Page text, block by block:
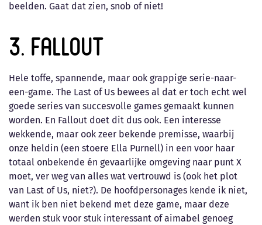
beelden. Gaat dat zien, snob of niet!
3. Fallout
Hele toffe, spannende, maar ook grappige serie-naar-
een-game. The Last of Us bewees al dat er toch echt wel
goede series van succesvolle games gemaakt kunnen
worden. En Fallout doet dit dus ook. Een interesse
wekkende, maar ook zeer bekende premisse, waarbij
onze heldin (een stoere Ella Purnell) in een voor haar
totaal onbekende én gevaarlijke omgeving naar punt X
moet, ver weg van alles wat vertrouwd is (ook het plot
van Last of Us, niet?). De hoofdpersonages kende ik niet,
want ik ben niet bekend met deze game, maar deze
werden stuk voor stuk interessant of aimabel genoeg